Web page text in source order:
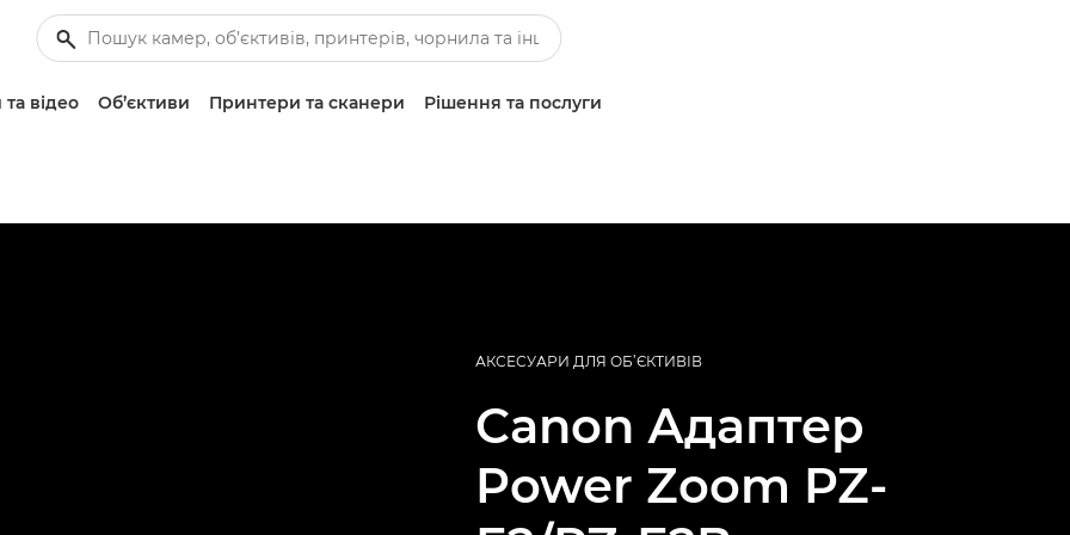
відео Об’єктиви Принтери та сканери Рішення та послуги
АКСЕСУАРИ ДЛЯ ОБ’ЄКТИВІВ
CanonАдаптер
Power Zoom PZ-